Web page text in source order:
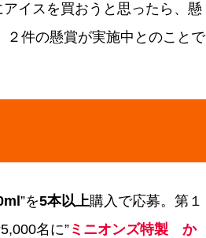
イスを買おうと思ったら、懸
件の懸賞が実施中とのことで
”を5本以上購入で応募。第１
名に” ミニオンズ特製 か